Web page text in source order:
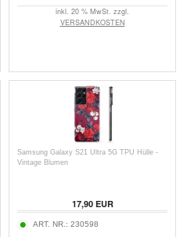
inkl. 20 % MwSt. zzgl.
VERSANDKOSTEN
Samsung Galaxy S21 Ultra 5G TPU Hülle -
Vintage Blumen
17,90EUR
ART. NR.: 230598